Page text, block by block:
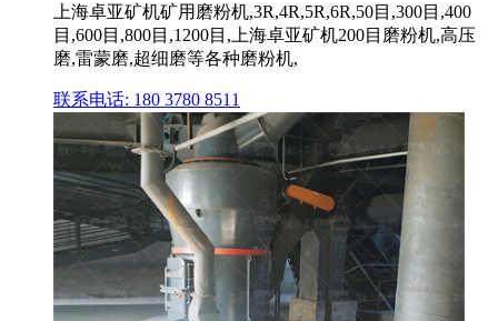
上海卓亚矿机矿用磨粉机,3R,4R,5R,6R,50目,300目,400
目,600目,800目,1200目,上海卓亚矿机200目磨粉机,高压
磨,雷蒙磨,超细磨等各种磨粉机,
联系电话: 180 3780 8511